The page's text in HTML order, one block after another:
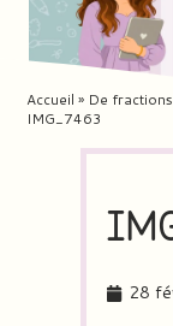
Accueil » De
IMG_7463
28